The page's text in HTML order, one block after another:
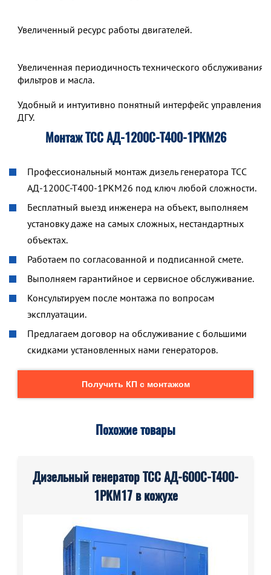
Увеличенный ресурс работы двигателей.
Увеличенная периодичность технического обслуживания,
фильтров и масла.
Удобный и интуитивно понятный интерфейс управления
ДГУ.
Монтаж ТСС АД-1200С-Т400-1РКМ26
Профессиональный монтаж дизель генератора ТСС
АД-1200С-Т400-1РКМ26 под ключ любой сложности.
Бесплатный выезд инженера на объект, выполняем
установку даже на самых сложных, нестандартных
объектах.
Работаем по согласованной и подписанной смете.
Выполняем гарантийное и сервисное обслуживание.
Консультируем после монтажа по вопросам
эксплуатации.
Предлагаем договор на обслуживание с большими
скидками установленных нами генераторов.
Получить КП с монтажом
Похожие товары
Дизельный генератор ТСС АД-600С-Т400-
1РКМ17 в кожухе